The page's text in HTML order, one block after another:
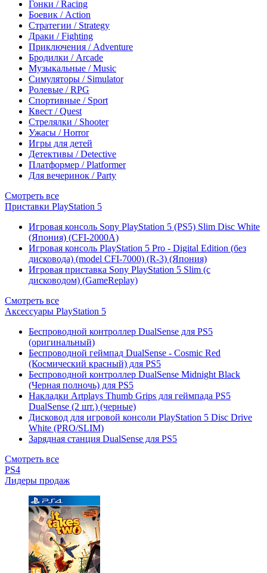
Гонки / Racing
Боевик / Action
Стратегии / Strategy
Драки / Fighting
Приключения / Adventure
Бродилки / Arcade
Музыкальные / Music
Симуляторы / Simulator
Ролевые / RPG
Спортивные / Sport
Квест / Quest
Стрелялки / Shooter
Ужасы / Horror
Игры для детей
Детективы / Detective
Платформер / Platformer
Для вечеринок / Party
Смотреть все
Приставки PlayStation 5
Игровая консоль Sony PlayStation 5 (PS5) Slim Disc White
(Япония) (CFI-2000A)
Игровая консоль PlayStation 5 Pro - Digital Edition (без
дисковода) (model CFI-7000) (R-3) (Япония)
Игровая приставка Sony PlayStation 5 Slim (с
дисководом) (GameReplay)
Смотреть все
Аксессуары PlayStation 5
Беспроводной контроллер DualSense для PS5
(оригинальный)
Беспроводной геймпад DualSense - Cosmic Red
(Космический красный) для PS5
Беспроводной контроллер DualSense Midnight Black
(Черная полночь) для PS5
Накладки Artplays Thumb Grips для геймпада PS5
DualSense (2 шт.) (черные)
Дисковод для игровой консоли PlayStation 5 Disc Drive
White (PRO/SLIM)
Зарядная станция DualSense для PS5
Смотреть все
PS4
Лидеры продаж